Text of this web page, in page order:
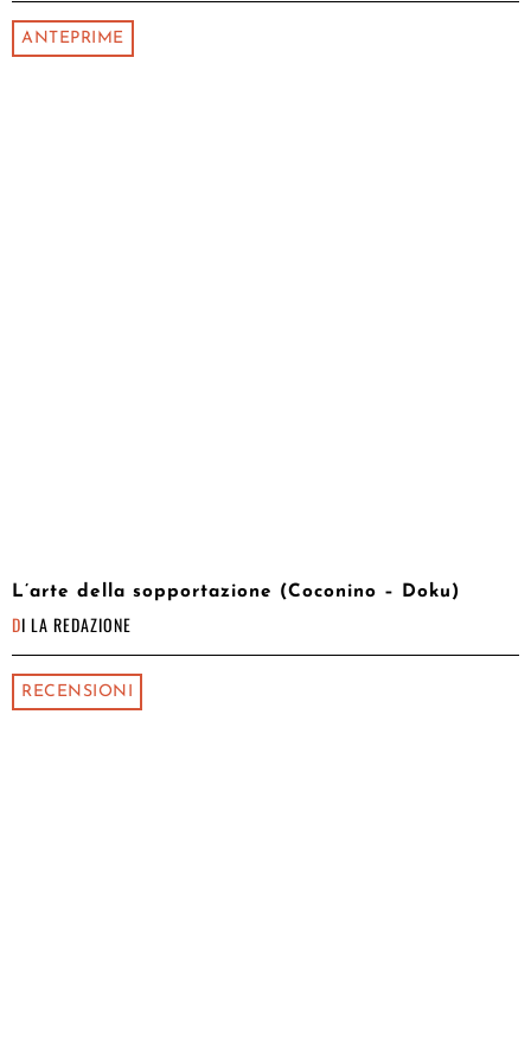
ANTEPRIME
L’arte della sopportazione (Coconino – Doku)
DI LA REDAZIONE
RECENSIONI